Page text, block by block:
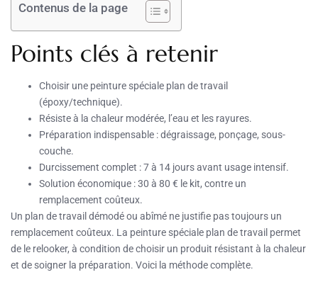
Contenus de la page
Points clés à retenir
Choisir une peinture spéciale plan de travail
(époxy/technique).
Résiste à la chaleur modérée, l’eau et les rayures.
Préparation indispensable : dégraissage, ponçage, sous-
couche.
Durcissement complet : 7 à 14 jours avant usage intensif.
Solution économique : 30 à 80 € le kit, contre un
remplacement coûteux.
Un plan de travail démodé ou abîmé ne justifie pas toujours un
remplacement coûteux. La peinture spéciale plan de travail permet
de le relooker, à condition de choisir un produit résistant à la chaleur
et de soigner la préparation. Voici la méthode complète.